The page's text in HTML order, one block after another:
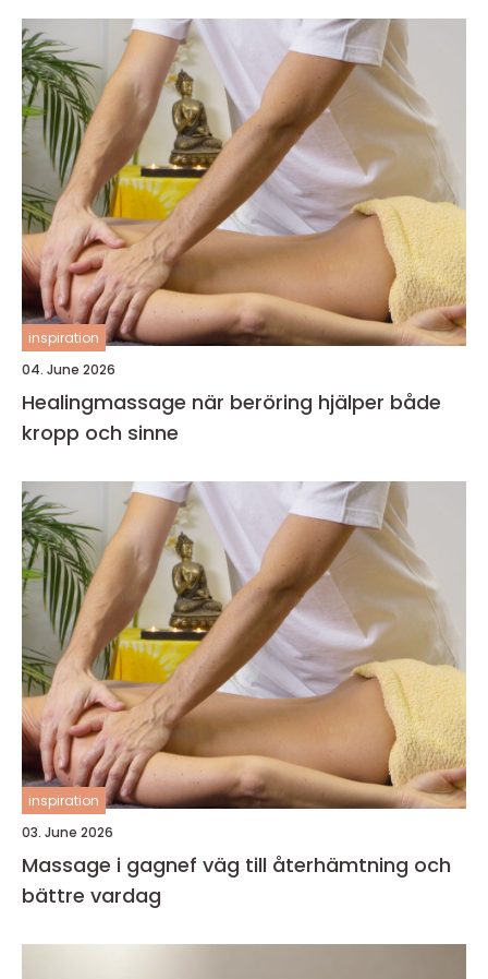
inspiration
04. June 2026
Healingmassage när beröring hjälper både
kropp och sinne
inspiration
03. June 2026
Massage i gagnef väg till återhämtning och
bättre vardag